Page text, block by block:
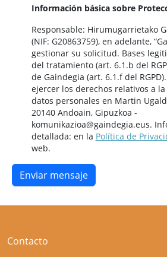
Información básica sobre
Responsable: Hirumugarrietako
(NIF: G20863759), en adelante,
gestionar su solicitud. Bases
del tratamiento (art. 6.1.b del
de Gaindegia (art. 6.1.f del
ejercer los derechos relativos a
datos personales en Martin
20140 Andoain, Gipuzkoa -
komunikazioa@gaindegia.eus.
detallada: en la Política de
web.
Contacto